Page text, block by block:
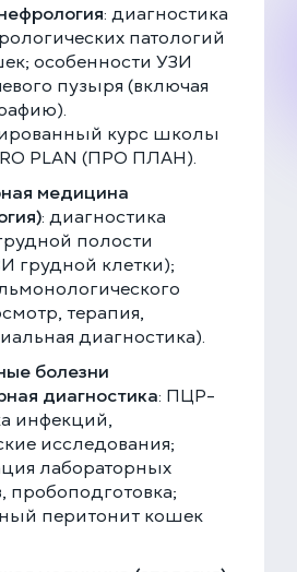
: диагностика
патологий
особенности УЗИ
пузыря (включая
курс школы
PLAN (ПРО ПЛАН).
медицина
: диагностика
полости
грудной клетки);
терапия,
диагностика).
болезни
диагностика: ПЦР-
инфекций,
исследования;
лабораторных
пробоподготовка;
перитонит кошек